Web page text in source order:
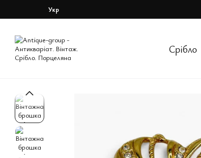
Перейти до основного контенту
Укр
Срібло